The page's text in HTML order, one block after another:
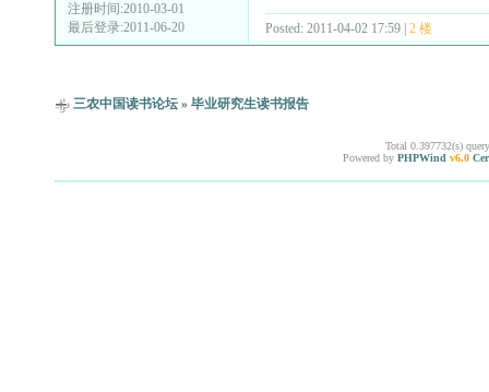
注册时间:2010-03-01
最后登录:2011-06-20
Posted: 2011-04-02 17:59 | 2 楼
三农中国读书论坛 » 毕业研究生读书报告
Total 0.397732(s)
Powered by PHPWind v6.0